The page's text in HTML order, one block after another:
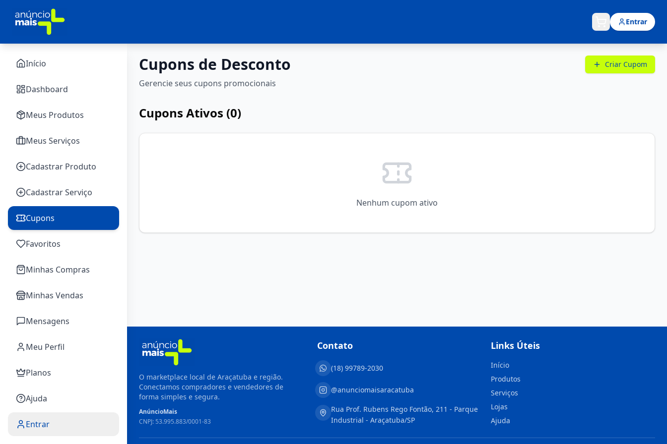
Entrar
Início
Dashboard
Meus Produtos
Meus Serviços
Cadastrar Produto
Cadastrar Serviço
Cupons
Favoritos
Minhas Compras
Minhas Vendas
Mensagens
Meu Perfil
Planos
Ajuda
Entrar
Cupons de Desconto
Gerencie seus cupons promocionais
Criar Cupom
Cupons Ativos (0)
Nenhum cupom ativo
O marketplace local de Araçatuba e região.
Conectamos compradores e vendedores de
forma simples e segura.
AnúncioMais
CNPJ: 53.995.883/0001-83
Contato
(18) 99789-2030
@anunciomaisaracatuba
Rua Prof. Rubens Rego Fontão, 211 - Parque
Industrial - Araçatuba/SP
Links Úteis
Início
Produtos
Serviços
Lojas
Ajuda